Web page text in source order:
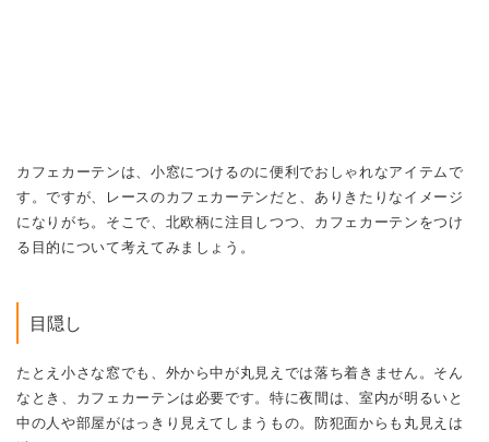
カフェカーテンは、小窓につけるのに便利でおしゃれなアイテムで
す。ですが、レースのカフェカーテンだと、ありきたりなイメージ
になりがち。そこで、北欧柄に注目しつつ、カフェカーテンをつけ
る目的について考えてみましょう。
目隠し
たとえ小さな窓でも、外から中が丸見えでは落ち着きません。そん
なとき、カフェカーテンは必要です。特に夜間は、室内が明るいと
中の人や部屋がはっきり見えてしまうもの。防犯面からも丸見えは